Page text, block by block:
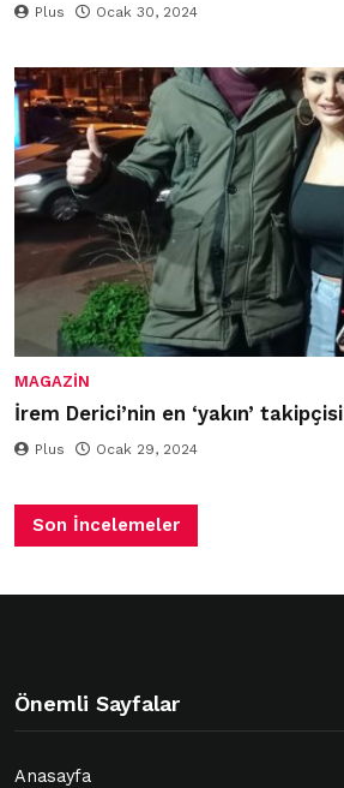
Plus Ocak 30, 2024
MAGAZIN
İrem Derici’nin en ‘yakın’ takipçisi
Plus Ocak 29, 2024
Son İncelemeler
Önemli Sayfalar
Anasayfa